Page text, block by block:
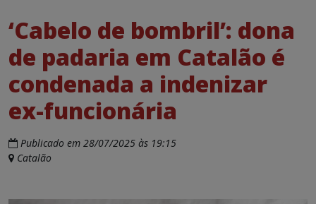
‘Cabelo de bombril’: dona
de padaria em Catalão é
condenada a indenizar
ex-funcionária
Publicado em 28/07/2025 às 19:15
Catalão